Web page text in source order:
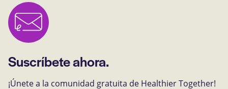
Suscríbete ahora.
¡Únete a la comunidad gratuita de Healthier Together!